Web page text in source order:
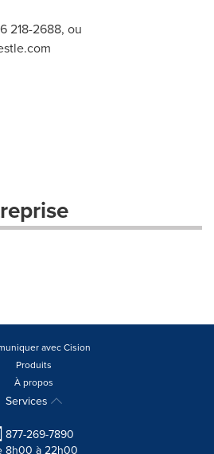
218-2688, ou
avec Cision
Produits
À propos
Services
877-269-7890
8h00 à 22h00